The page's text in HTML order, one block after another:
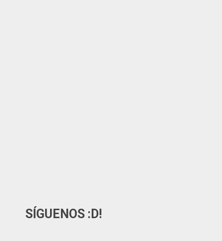
SÍGUENOS :D!